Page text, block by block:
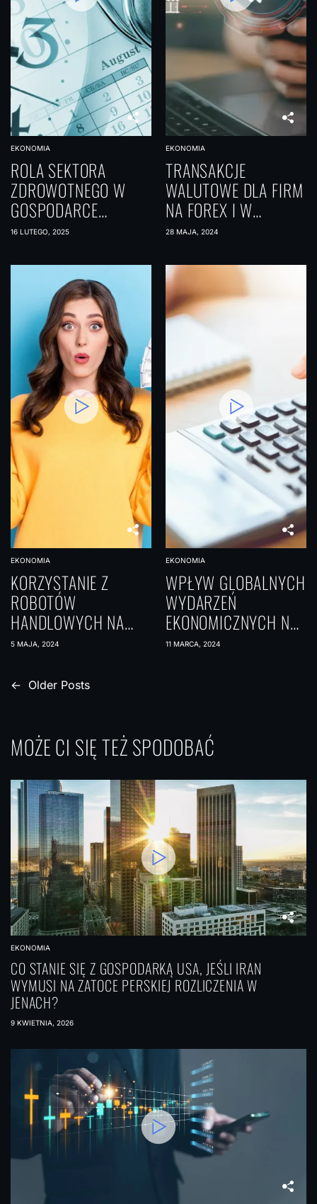
EKONOMIA
ROLA SEKTORA
ZDROWOTNEGO W
GOSPODARCE
NARODOWEJ
16 LUTEGO, 2025
EKONOMIA
TRANSAKCJE
WALUTOWE DLA FIRM
NA FOREX I W
KANTORACH ONLINE
28 MAJA, 2024
EKONOMIA
KORZYSTANIE Z
ROBOTÓW
HANDLOWYCH NA
FOREX
5 MAJA, 2024
EKONOMIA
WPŁYW GLOBALNYCH
WYDARZEŃ
EKONOMICZNYCH NA
RYNEK
11 MARCA, 2024
N
w
i
g
a
j
a
p
o
w
p
i
s
← Older Posts
MOŻE CI SIĘ TEŻ SPODOBAĆ
EKONOMIA
CO STANIE SIĘ Z GOSPODARKĄ USA, JEŚLI IRAN
WYMUSI NA ZATOCE PERSKIEJ ROZLICZENIA W
JENACH?
9 KWIETNIA, 2026